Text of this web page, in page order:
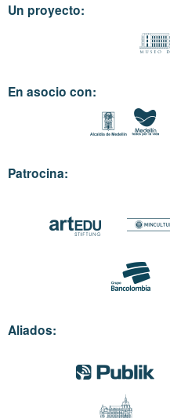
Un proyecto:
En asocio con:
Patrocina:
Aliados: